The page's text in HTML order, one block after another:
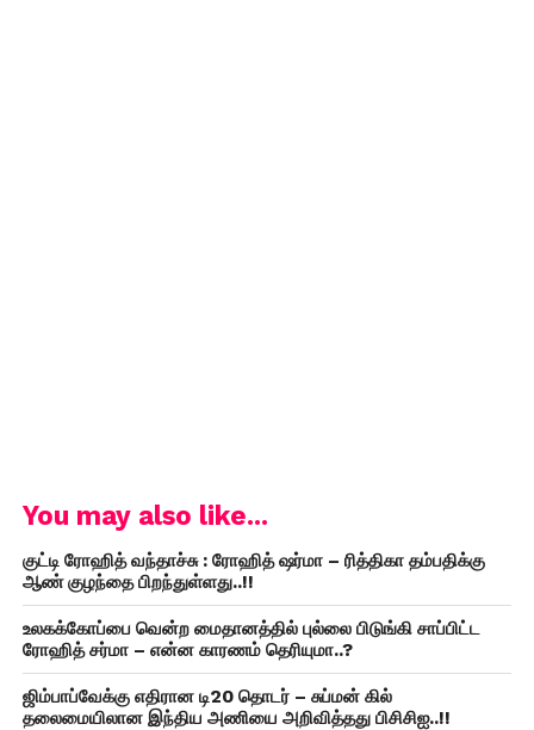
You may also like...
குட்டி ரோஹித் வந்தாச்சு : ரோஹித் ஷர்மா – ரித்திகா தம்பதிக்கு
ஆண் குழந்தை பிறந்துள்ளது..!!
உலகக்கோப்பை வென்ற மைதானத்தில் புல்லை பிடுங்கி சாப்பிட்ட
ரோஹித் சர்மா – என்ன காரணம் தெரியுமா..?
ஜிம்பாப்வேக்கு எதிரான டி20 தொடர் – சுப்மன் கில்
தலைமையிலான இந்திய அணியை அறிவித்தது பிசிசிஐ..!!